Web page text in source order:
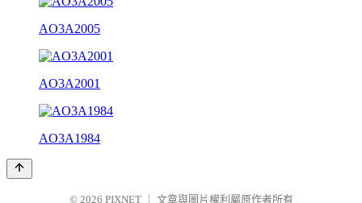
AO3A2005
AO3A2001
AO3A1984
© 2026 PIXNET 文章與圖片權利屬原作者所有